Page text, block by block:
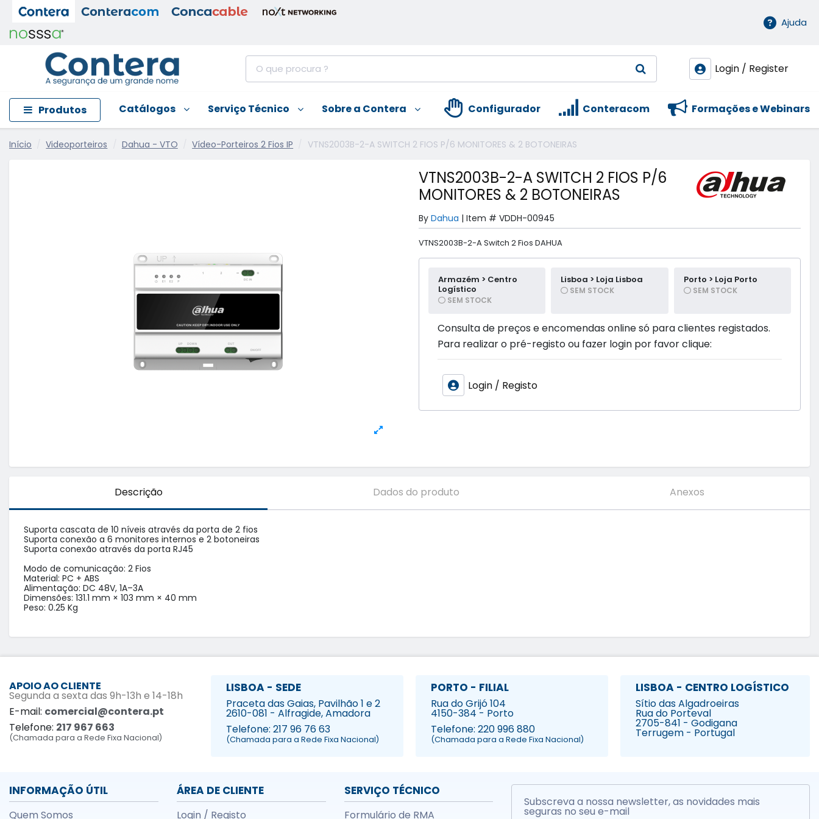
Ajuda
Login / Register
Produtos Catálogos Serviço Técnico Sobre a Contera Formações e Webinars
Conteracom
Configurador
Início Videoporteiros Dahua - VTO Vídeo-Porteiros 2 Fios IP VTNS2003B-2-A SWITCH 2 FIOS P/6 MONITORES & 2 BOTONEIRAS
VTNS2003B-2-A SWITCH 2 FIOS P/6
MONITORES & 2 BOTONEIRAS
By Dahua | Item # VDDH-00945
VTNS2003B-2-A Switch 2 Fios DAHUA
Armazém > Centro
Logístico
SEM STOCK
Lisboa > Loja Lisboa
SEM STOCK
Porto > Loja Porto
SEM STOCK
Consulta de preços e encomendas online só para clientes registados.
Para realizar o pré-registo ou fazer login por favor clique:
Login / Registo
Descrição Dados do produto Anexos
Suporta cascata de 10 níveis através da porta de 2 fios
Suporta conexão a 6 monitores internos e 2 botoneiras
Suporta conexão através da porta RJ45
Modo de comunicação: 2 Fios
Material: PC + ABS
Alimentação: DC 48V, 1A–3A
Dimensões: 131.1 mm × 103 mm × 40 mm
Peso: 0.25 Kg
APOIO AO CLIENTE
Segunda a sexta das 9h-13h e 14-18h
E-mail: comercial@contera.pt
Telefone: 217 967 663
(Chamada para a Rede Fixa Nacional)
LISBOA - SEDE
Praceta das Gaias, Pavilhão 1 e 2
2610-081 - Alfragide, Amadora
Telefone: 217 96 76 63
(Chamada para a Rede Fixa Nacional)
PORTO - FILIAL
Rua do Grijó 104
4150-384 - Porto
Telefone: 220 996 880
(Chamada para a Rede Fixa Nacional)
LISBOA - CENTRO LOGÍSTICO
Sítio das Algadroeiras
Rua do Porteval
2705-841 - Godigana
Terrugem - Portugal
INFORMAÇÃO ÚTIL
Quem Somos
ÁREA DE CLIENTE
Login / Registo
SERVIÇO TÉCNICO
Formulário de RMA
Subscreva a nossa newsletter, as novidades mais
seguras no seu e-mail